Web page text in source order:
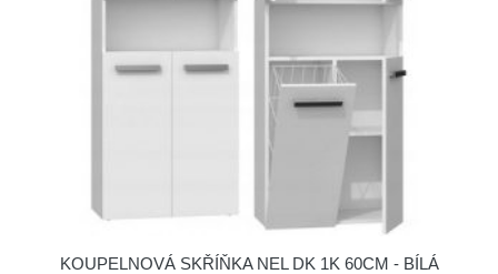
KOUPELNOVÁ SKŘÍŇKA NEL DK 1K 60CM - BÍLÁ